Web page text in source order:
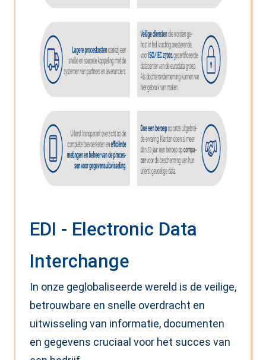
EDI - Electronic Data
Interchange
In onze geglobaliseerde wereld is de veilige,
betrouwbare en snelle overdracht en
uitwisseling van informatie, documenten
en gegevens cruciaal voor het succes van